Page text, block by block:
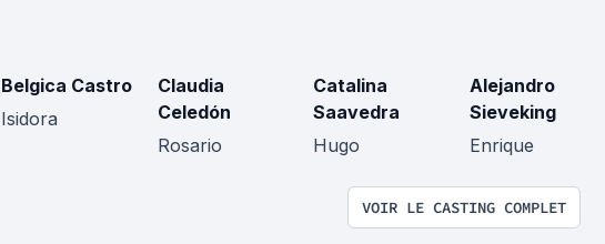
Belgica Castro
Isidora
Claudia
Celedón
Rosario
Catalina
Saavedra
Hugo
Alejandro
Sieveking
Enrique
VOIR LE CASTING COMPLET